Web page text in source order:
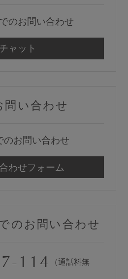
のお問い合わせ
チャット
問い合わせ
のお問い合わせ
わせフォーム
のお問い合わせ
114
（通話料無